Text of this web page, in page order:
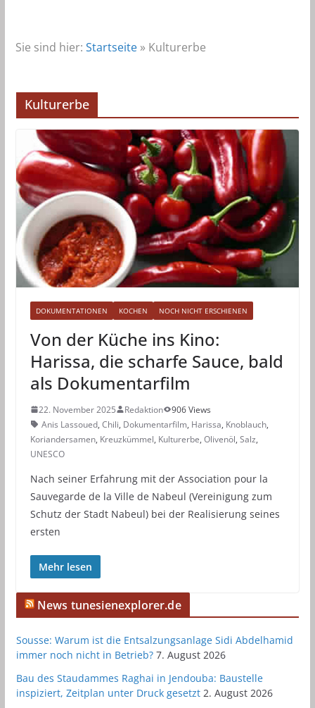
Sie sind hier: Startseite» Kulturerbe
Kulturerbe
DOKUMENTATIONEN KOCHEN NOCH NICHT ERSCHIENEN
Von der Küche ins Kino:
Harissa, die scharfe Sauce, bald
als Dokumentarfilm
22. November 2025 Redaktion
906 Views
Anis Lassoued, Chili, Dokumentarfilm, Harissa, Knoblauch,
Koriandersamen, Kreuzkümmel, Kulturerbe, Olivenöl, Salz,
UNESCO
Nach seiner Erfahrung mit der Association pour la
Sauvegarde de la Ville de Nabeul (Vereinigung zum
Schutz der Stadt Nabeul) bei der Realisierung seines
ersten
Mehr lesen
News tunesienexplorer.de
Sousse: Warum ist die Entsalzungsanlage Sidi Abdelhamid
immer noch nicht in Betrieb? 7. August 2026
Bau des Staudammes Raghai in Jendouba: Baustelle
inspiziert, Zeitplan unter Druck gesetzt 2. August 2026